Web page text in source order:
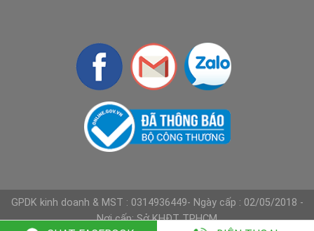
GPDK kinh doanh & MST : 0314936449- Ngày cấp : 02/05/2018 -
Nơi cấp: Sở KHĐT TPHCM